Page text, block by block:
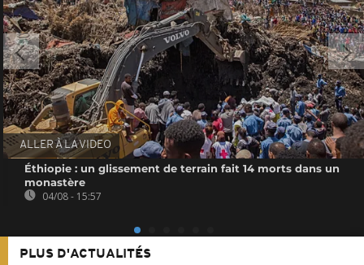
ALLER À LA VIDEO
Éthiopie : un glissement de terrain fait 14 morts dans un
monastère
04/08 - 15:57
PLUS D'ACTUALITÉS